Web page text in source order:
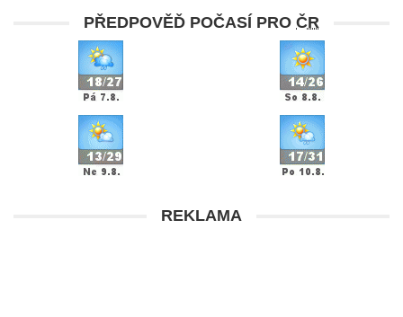
PŘEDPOVĚĎ POČASÍ PRO ČR
REKLAMA